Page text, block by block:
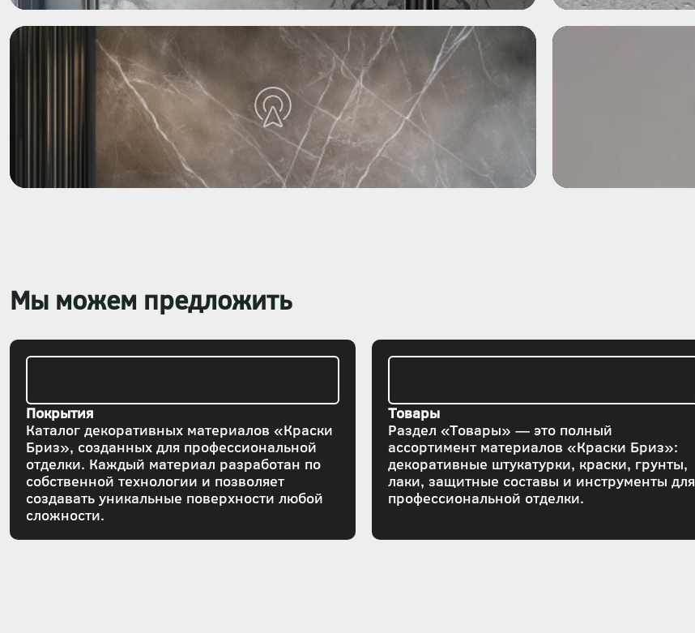
Мы можем предложить
Покрытия
Каталог декоративных материалов «Краски
Бриз», созданных для профессиональной
отделки. Каждый материал разработан по
собственной технологии и позволяет
создавать уникальные поверхности любой
сложности.
Товары
Раздел «Товары» — это полный
ассортимент материалов «Краски Бриз»:
декоративные штукатурки, краски, грунты,
лаки, защитные составы и инструменты для
профессиональной отделки.